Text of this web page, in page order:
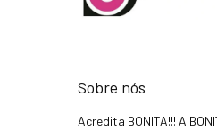
Sobre nós
Acredita BONITA!!! A